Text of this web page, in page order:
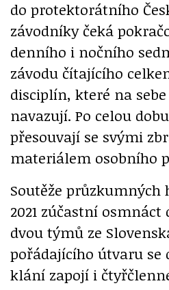
do protektorátního
závodníky čeká
denního i nočního
závodu čítajícího
disciplín, které na
navazují. Po celou
přesouvají se svými
materiálem osobního
Soutěže průzkumných
2021 zúčastní osmnáct
dvou týmů ze
pořádajícího útvaru se
klání zapojí i